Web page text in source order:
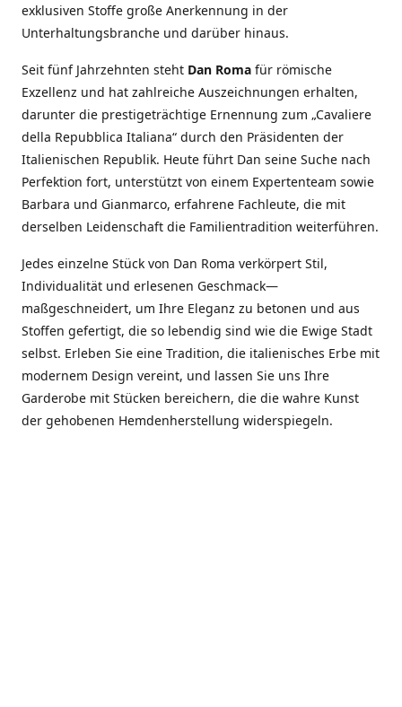
exklusiven Stoffe große Anerkennung in der
Unterhaltungsbranche und darüber hinaus.
Seit fünf Jahrzehnten steht Dan Roma für römische
Exzellenz und hat zahlreiche Auszeichnungen erhalten,
darunter die prestigeträchtige Ernennung zum „Cavaliere
della Repubblica Italiana“ durch den Präsidenten der
Italienischen Republik. Heute führt Dan seine Suche nach
Perfektion fort, unterstützt von einem Expertenteam sowie
Barbara und Gianmarco, erfahrene Fachleute, die mit
derselben Leidenschaft die Familientradition weiterführen.
Jedes einzelne Stück von Dan Roma verkörpert Stil,
Individualität und erlesenen Geschmack—
maßgeschneidert, um Ihre Eleganz zu betonen und aus
Stoffen gefertigt, die so lebendig sind wie die Ewige Stadt
selbst. Erleben Sie eine Tradition, die italienisches Erbe mit
modernem Design vereint, und lassen Sie uns Ihre
Garderobe mit Stücken bereichern, die die wahre Kunst
der gehobenen Hemdenherstellung widerspiegeln.